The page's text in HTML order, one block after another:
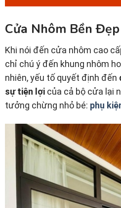
Cửa Nhôm Bền
Khi nói đến cửa nhôm cao
chỉ chú ý đến khung nhôm
nhiên, yếu tố quyết định đến
sự tiện lợi của cả bộ cửa lại
tưởng chừng nhỏ bé: phụ